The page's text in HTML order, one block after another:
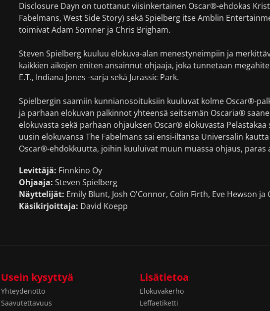
Disclosure Dayn on tuottanut viisinkertainen Oscar®-ehdokas
Fabelmans, West Side Story) sekä Spielberg itse Amblin
toimivat Adam Somner ja Chris Brigham.
Steven Spielberg kuuluu elokuva-alan menestyneimpiin ja
kaikkien aikojen eniten ansainnut ohjaaja, joka tunnetaan
E.T., Indiana Jones -sarja sekä Jurassic Park.
Spielbergin saamiin kunnianosoituksiin kuuluvat kolme Oscar®-
ja parhaan elokuvan palkinnot yhteensä seitsemän Oscaria®
elokuvasta sekä parhaan ohjauksen Oscar® elokuvasta Pelastakaa
uusin elokuvansa The Fabelmans sai ensi-iltansa Universalin
Oscar®-ehdokkuutta, joihin kuuluivat muun muassa ohjaus, paras
Levittäjä: Finnkino Oy
Ohjaaja: Steven Spielberg
Näyttelijät: Emily Blunt, Josh O'Connor, Colin Firth, Eve Hewson
Käsikirjoittaja: David Koepp
Usein kysyttyä
Yhteydenotto
Saavutettavuus
Lisätietoa
Elokuvakerho
Leffaetiketti